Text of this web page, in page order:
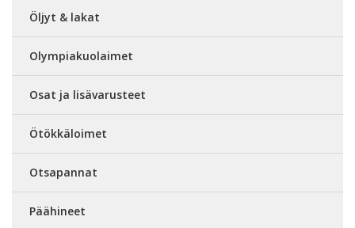
Öljyt & lakat
Olympiakuolaimet
Osat ja lisävarusteet
Ötökkäloimet
Otsapannat
Päähineet